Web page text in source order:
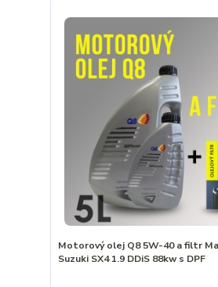
Motorový olej Q8 5W-40 a filtr
Suzuki SX4 1.9 DDiS 88kw s DPF